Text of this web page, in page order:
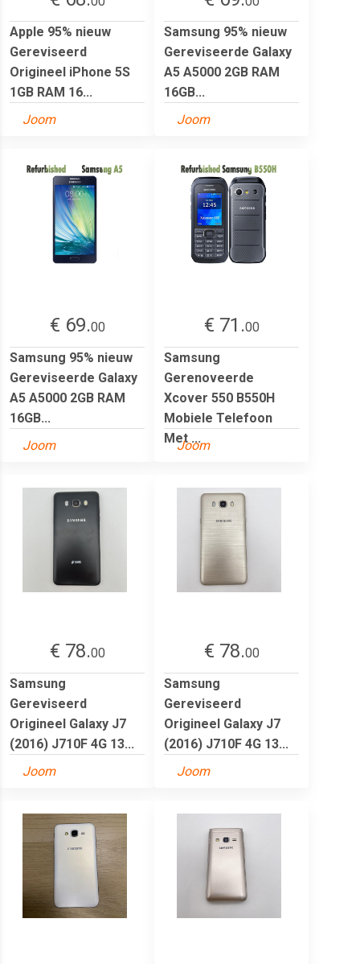
Apple 95% nieuw
Gereviseerd
Origineel iPhone 5S
1GB RAM 16...
Joom
Samsung 95% nieuw
Gereviseerde Galaxy
A5 A5000 2GB RAM
16GB...
Joom
€ 69.00
Samsung 95% nieuw
Gereviseerde Galaxy
A5 A5000 2GB RAM
16GB...
Joom
€ 71.00
Samsung
Gerenoveerde
Xcover 550 B550H
Mobiele Telefoon
Met ...
Joom
€ 78.00
Samsung
Gereviseerd
Origineel Galaxy J7
(2016) J710F 4G 13...
Joom
€ 78.00
Samsung
Gereviseerd
Origineel Galaxy J7
(2016) J710F 4G 13...
Joom